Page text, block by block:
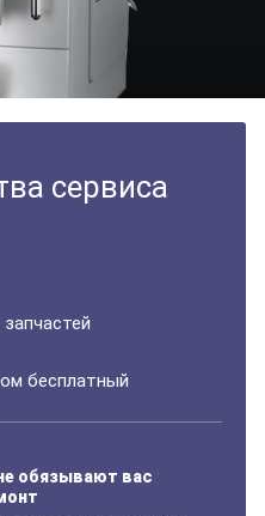
сервиса
бесплатный
обязывают вас